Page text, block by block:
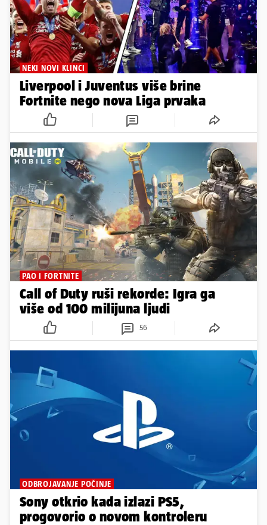
NEKI NOVI KLINCI
Liverpool i Juventus više brine
Fortnite nego nova Liga prvaka
PAO I FORTNITE
Call of Duty ruši rekorde: Igra ga
više od 100 milijuna ljudi
56
ODBROJAVANJE POČINJE
Sony otkrio kada izlazi PS5,
progovorio o novom kontroleru